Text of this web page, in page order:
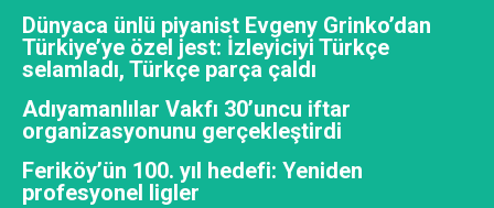
Dünyaca ünlü piyanist Evgeny Grinko’dan
Türkiye’ye özel jest: İzleyiciyi Türkçe
selamladı, Türkçe parça çaldı
Adıyamanlılar Vakfı 30’uncu iftar
organizasyonunu gerçekleştirdi
Feriköy’ün 100. yıl hedefi: Yeniden
profesyonel ligler